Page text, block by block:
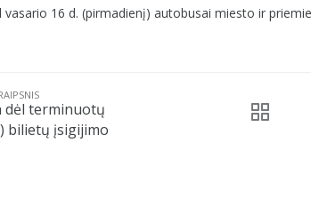
16 d. (pirmadienį) autobusai miesto ir
dėl terminuotų
bilietų įsigijimo